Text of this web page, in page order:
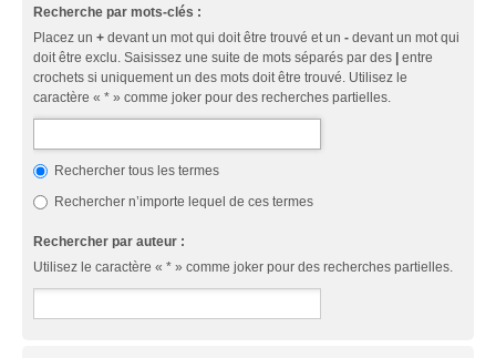
Recherche par mots-clés :
Placez un + devant un mot qui doit être trouvé et un - devant un mot qui
doit être exclu. Saisissez une suite de mots séparés par des | entre
crochets si uniquement un des mots doit être trouvé. Utilisez le
caractère « * » comme joker pour des recherches partielles.
Rechercher tous les termes
Rechercher n’importe lequel de ces termes
Rechercher par auteur :
Utilisez le caractère « * » comme joker pour des recherches partielles.